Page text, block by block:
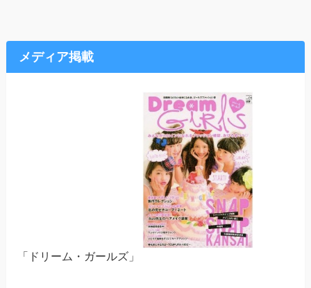
メディア掲載
「ドリーム・ガールズ」